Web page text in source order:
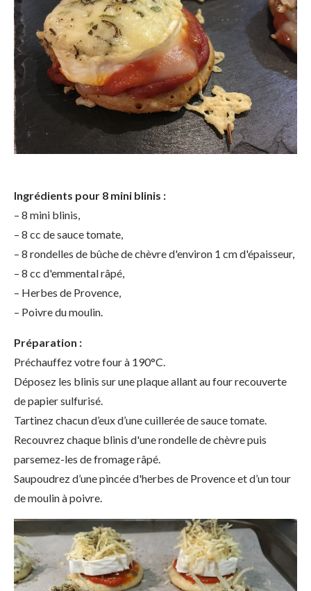
Ingrédients pour 8 mini blinis :
– 8 mini blinis,
– 8 cc de sauce tomate,
– 8 rondelles de bûche de chèvre d'environ 1 cm d'épaisseur,
– 8 cc d'emmental râpé,
– Herbes de Provence,
– Poivre du moulin.
Préparation :
Préchauffez votre four à 190°C.
Déposez les blinis sur une plaque allant au four recouverte
de papier sulfurisé.
Tartinez chacun d’eux d’une cuillerée de sauce tomate.
Recouvrez chaque blinis d'une rondelle de chèvre puis
parsemez-les de fromage râpé.
Saupoudrez d’une pincée d'herbes de Provence et d’un tour
de moulin à poivre.